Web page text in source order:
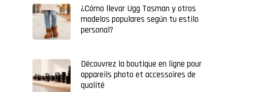
¿Cómo llevar Ugg Tasman y otros
modelos populares según tu estilo
personal?
Découvrez la boutique en ligne pour
appareils photo et accessoires de
qualité